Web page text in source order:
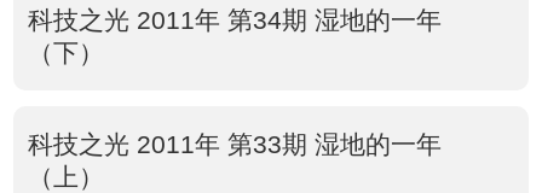
科技之光 2011年 第34期 湿地的一年
（下）
科技之光 2011年 第33期 湿地的一年
（上）